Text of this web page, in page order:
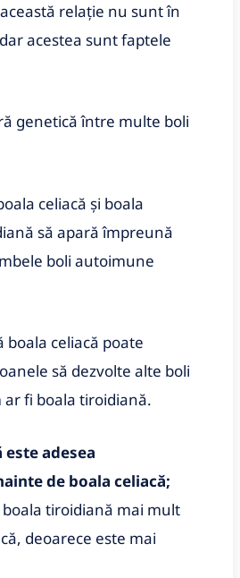
relație nu sunt în
acestea sunt faptele
genetică între multe boli
celiacă și boala
să apară împreună
boli autoimune
boala celiacă poate
să dezvolte alte boli
fi boala tiroidiană.
adesea
de boala celiacă;
tiroidiană mai mult
deoarece este mai